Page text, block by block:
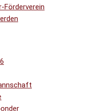
Förderverein